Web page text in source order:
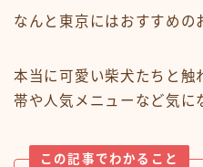
なんと東京にはおすすめの
本当に可愛い柴犬たちと触
帯や人気メニューなど気に
この記事でわかること